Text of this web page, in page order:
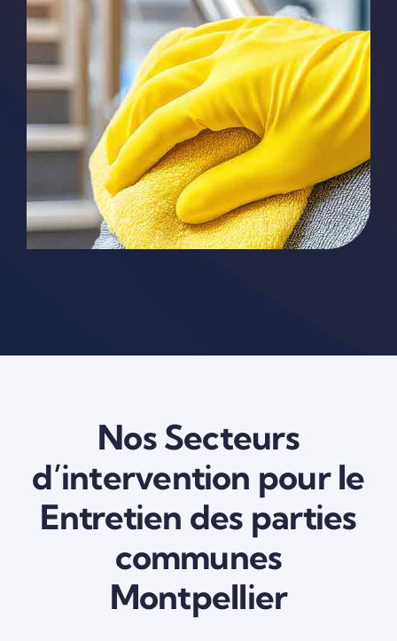
Nos Secteurs
d’intervention pour le
Entretien des parties
communes
Montpellier